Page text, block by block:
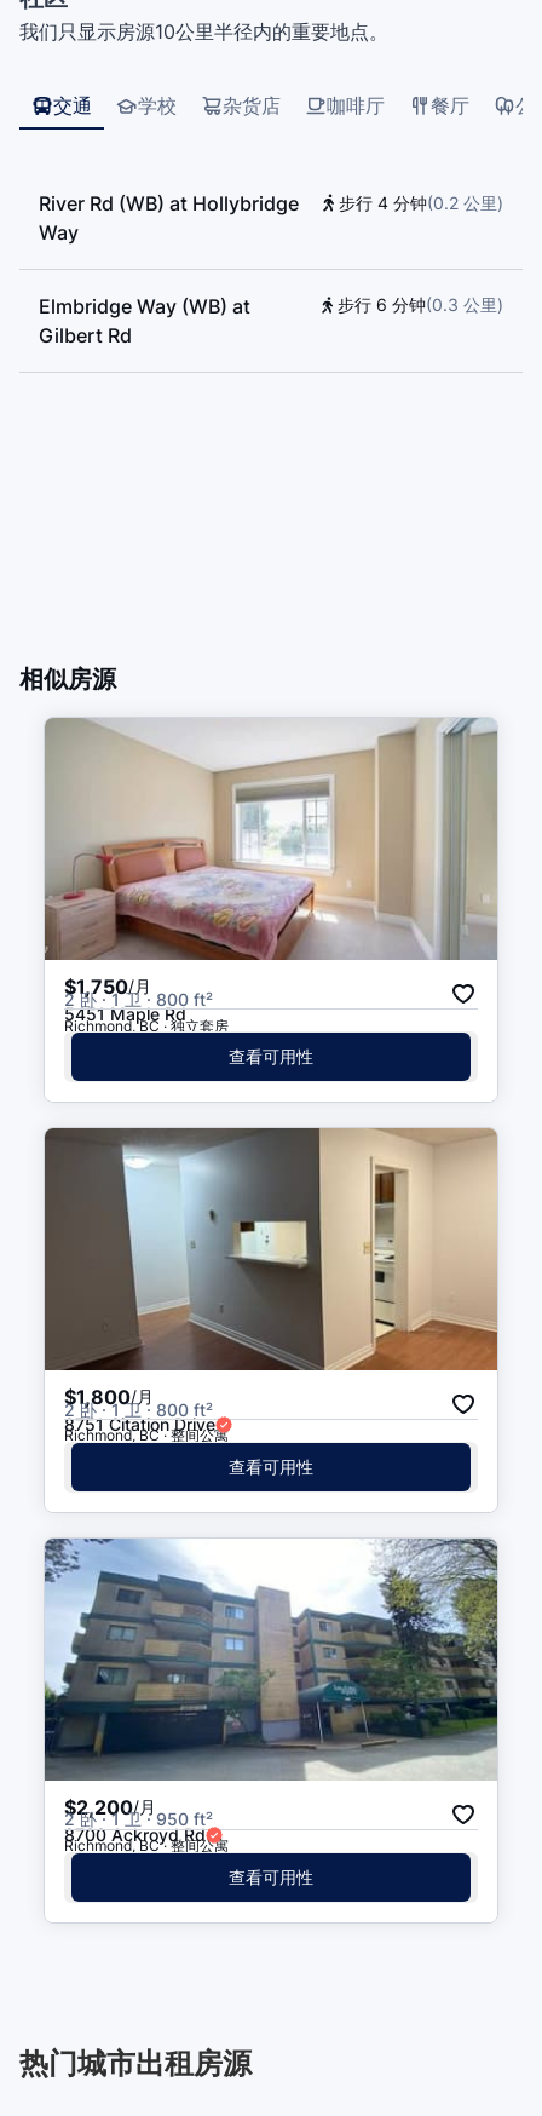
我们只显示房源10公里半径内的重要地点。
交通 学校 杂货店 咖啡厅 餐厅 公
River Rd (WB) at Hollybridge
Way
步行 4 分钟(0.2 公里)
Elmbridge Way (WB) at
Gilbert Rd
步行 6 分钟(0.3 公里)
相似房源
$1,750/月
2 卧 · 1 卫 · 800 ft²
5451 Maple Rd
Richmond, BC · 独立套房
查看可用性
$1,800/月
2 卧 · 1 卫 · 800 ft²
8751 Citation Drive
Richmond, BC · 整间公寓
查看可用性
$2,200/月
2 卧 · 1 卫 · 950 ft²
8700 Ackroyd Rd
Richmond, BC · 整间公寓
查看可用性
热门城市出租房源